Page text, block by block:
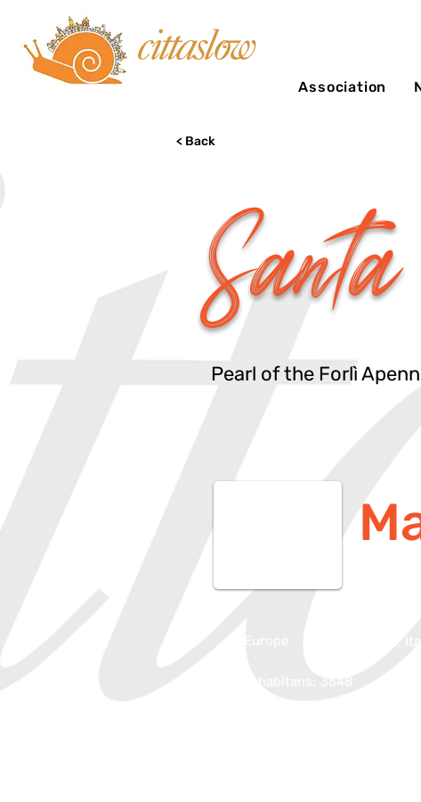
Association
< Back
Pearl of the Forlì